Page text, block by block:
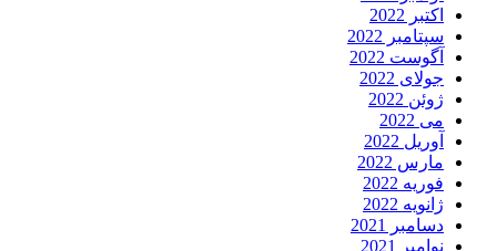
اکتبر 2022
سپتامبر 2022
آگوست 2022
جولای 2022
ژوئن 2022
می 2022
آوریل 2022
مارس 2022
فوریه 2022
ژانویه 2022
دسامبر 2021
نوامبر 2021